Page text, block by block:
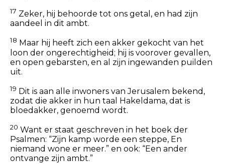
17 Zeker, hij behoorde tot ons getal, en had zijn
aandeel in dit ambt.
18 Maar hij heeft zich een akker gekocht van het
loon der ongerechtigheid; hij is voorover gevallen,
en open gebarsten, en al zijn ingewanden puilden
uit.
19 Dit is aan alle inwoners van Jerusalem bekend,
zodat die akker in hun taal Hakeldama, dat is
bloedakker, genoemd wordt.
20 Want er staat geschreven in het boek der
Psalmen: “Zijn kamp worde een steppe, En
niemand wone er meer.” en ook: “Een ander
ontvange zijn ambt.”